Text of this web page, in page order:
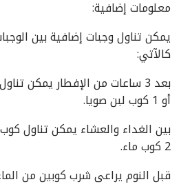
معلومات إضافية:
يمكن تناول وجبات إضافية بين
كالآتي:
بعد 3 ساعات من الإفطار يمكن
أو 1 كوب لبن صويا.
بين الغداء والعشاء يمكن تناول
2 كوب ماء.
قبل النوم يراعى شرب كوبين من